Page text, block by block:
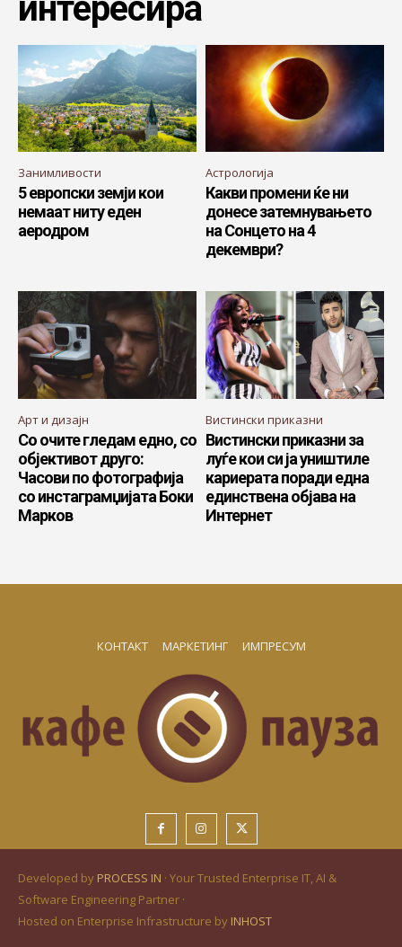
Занимливости
5 европски земји кои
немаат ниту еден
аеродром
Астрологија
Какви промени ќе ни
донесе затемнувањето
на Сонцето на 4
декември?
Арт и дизајн
Со очите гледам едно, со
објективот друго:
Часови по фотографија
со инстаграмџијата Боки
Марков
Вистински приказни
Вистински приказни за
луѓе кои си ја уништиле
кариерата поради една
единствена објава на
Интернет
КОНТАКТ МАРКЕТИНГ ИМПРЕСУМ
Developed by PROCESS IN · Your Trusted Enterprise IT, AI &
Software Engineering Partner ·
Hosted on Enterprise Infrastructure by INHOST